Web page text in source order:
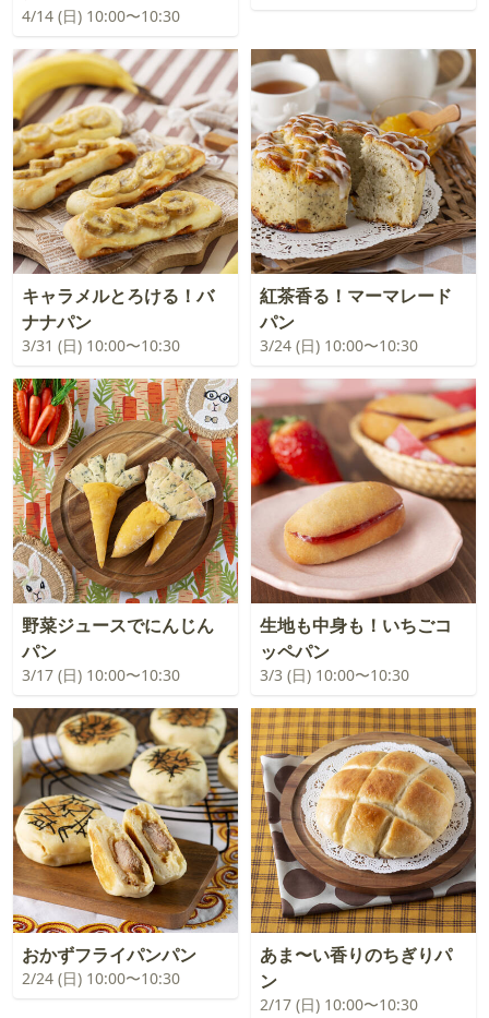
4/14 (日) 10:00〜10:30
キャラメルとろける！バ
ナナパン
3/31 (日) 10:00〜10:30
紅茶香る！マーマレード
パン
3/24 (日) 10:00〜10:30
野菜ジュースでにんじん
パン
3/17 (日) 10:00〜10:30
生地も中身も！いちごコ
ッペパン
3/3 (日) 10:00〜10:30
おかずフライパンパン
2/24 (日) 10:00〜10:30
あま〜い香りのちぎりパ
ン
2/17 (日) 10:00〜10:30